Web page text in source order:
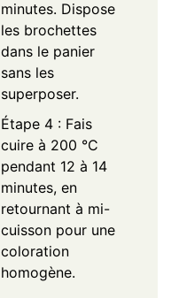
minutes. Dispose
les brochettes
dans le panier
sans les
superposer.
Étape 4 : Fais
cuire à 200 °C
pendant 12 à 14
minutes, en
retournant à mi-
cuisson pour une
coloration
homogène.